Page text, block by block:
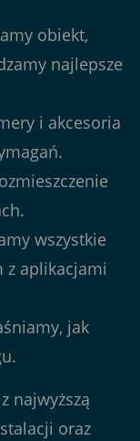
obiekt,
najlepsze
i akcesoria
wszystkie
z aplikacjami
jak
najwyższą
oraz